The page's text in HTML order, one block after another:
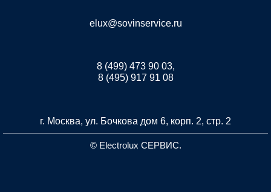
elux@sovinservice.ru
8 (499) 473 90 03,
8 (495) 917 91 08
г. Москва, ул. Бочкова дом 6, корп. 2, стр. 2
© Electrolux СЕРВИС.